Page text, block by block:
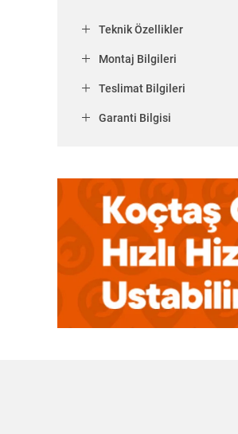
Teknik Özellikler
Montaj Bilgileri
Teslimat Bilgileri
Garanti Bilgisi